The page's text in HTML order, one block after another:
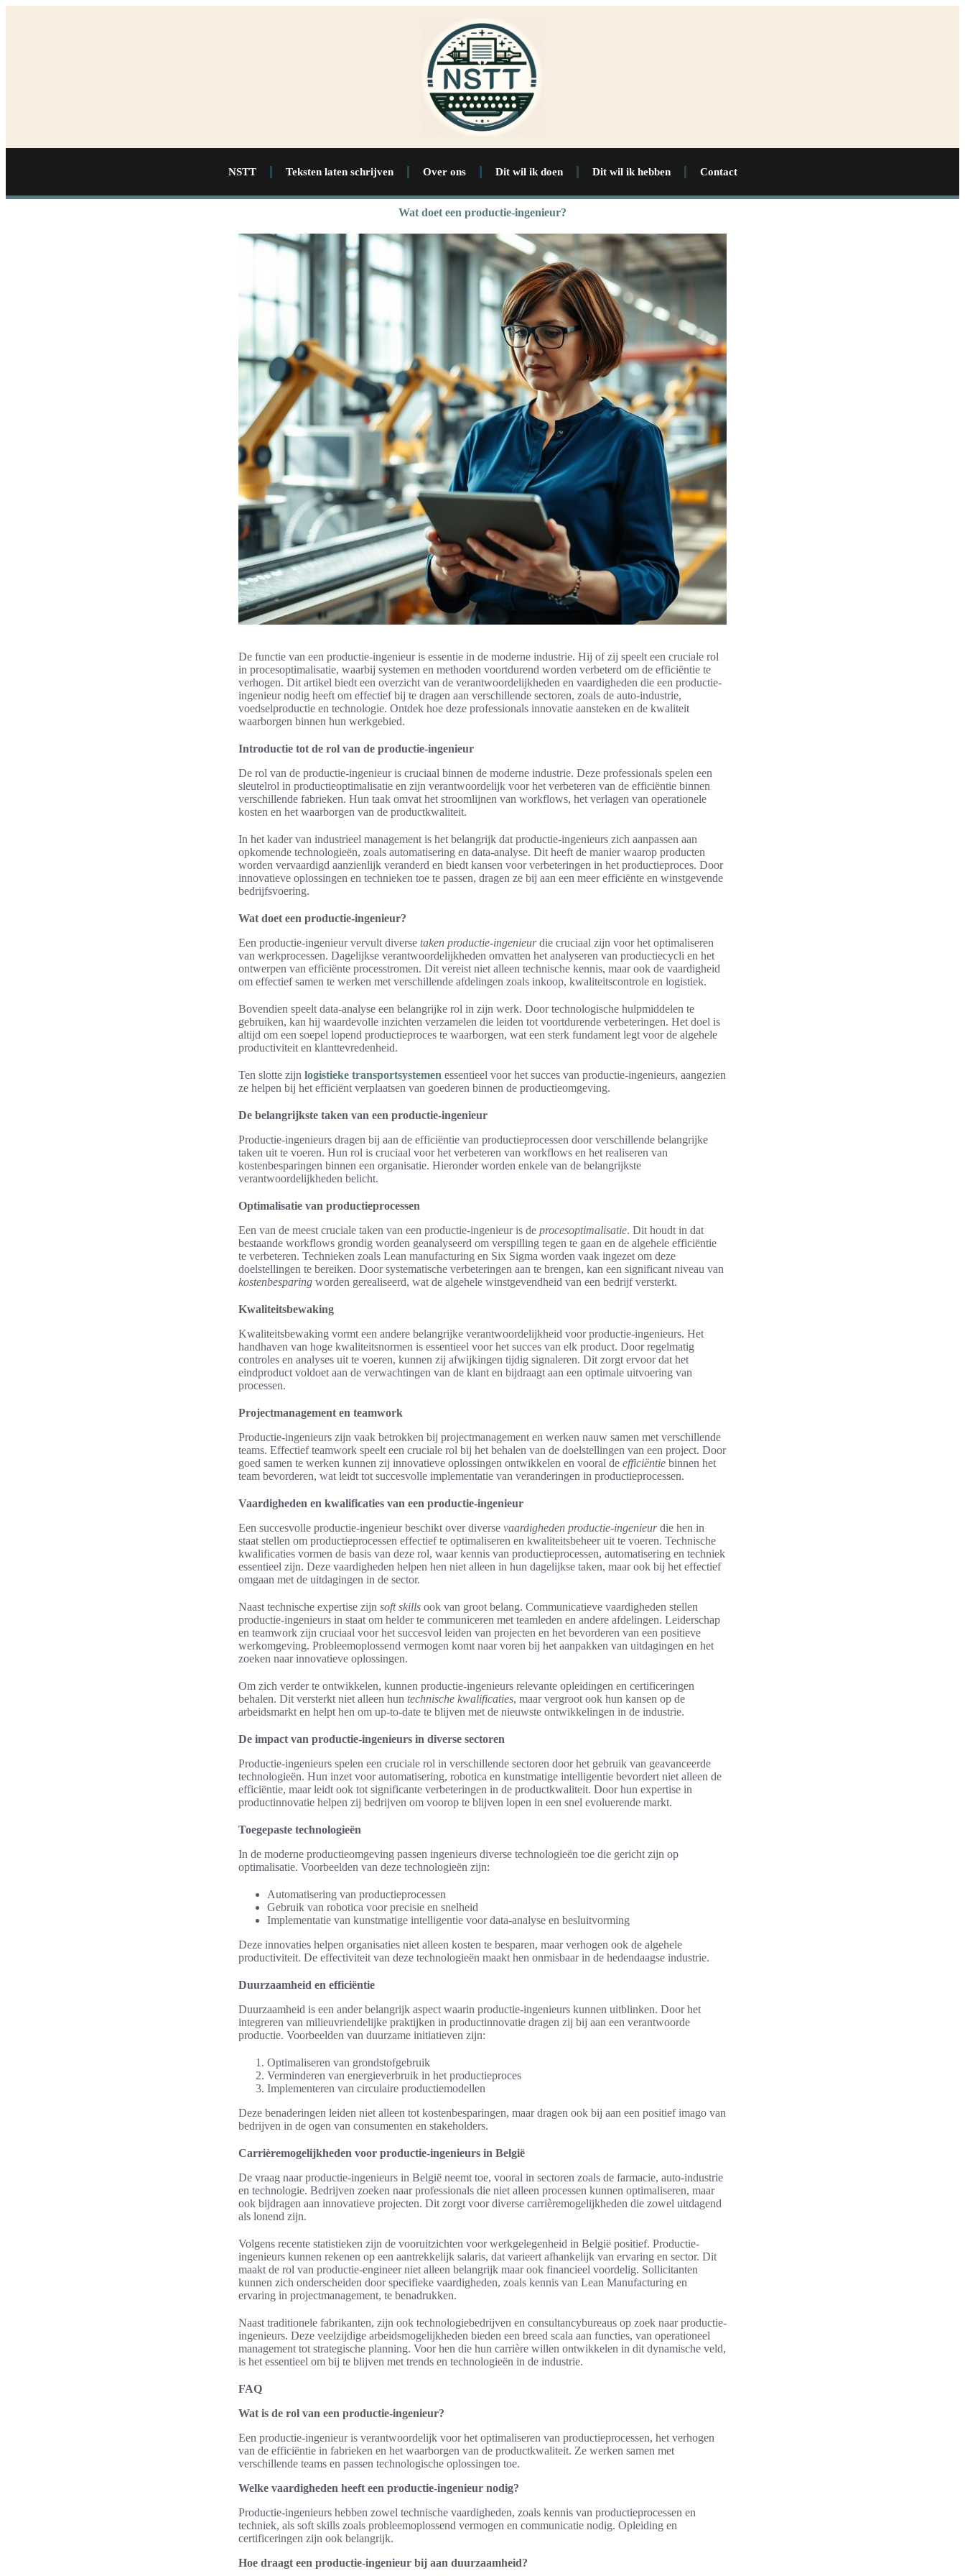
NSTT Teksten laten schrijven Over ons Dit wil ik doen Dit wil ik hebben Contact
Wat doet een productie-ingenieur?
De functie van een productie-ingenieur is essentie in de moderne industrie. Hij of zij speelt een cruciale rol
in procesoptimalisatie, waarbij systemen en methoden voortdurend worden verbeterd om de efficiëntie te
verhogen. Dit artikel biedt een overzicht van de verantwoordelijkheden en vaardigheden die een productie-
ingenieur nodig heeft om effectief bij te dragen aan verschillende sectoren, zoals de auto-industrie,
voedselproductie en technologie. Ontdek hoe deze professionals innovatie aansteken en de kwaliteit
waarborgen binnen hun werkgebied.
Introductie tot de rol van de productie-ingenieur
De rol van de productie-ingenieur is cruciaal binnen de moderne industrie. Deze professionals spelen een
sleutelrol in productieoptimalisatie en zijn verantwoordelijk voor het verbeteren van de efficiëntie binnen
verschillende fabrieken. Hun taak omvat het stroomlijnen van workflows, het verlagen van operationele
kosten en het waarborgen van de productkwaliteit.
In het kader van industrieel management is het belangrijk dat productie-ingenieurs zich aanpassen aan
opkomende technologieën, zoals automatisering en data-analyse. Dit heeft de manier waarop producten
worden vervaardigd aanzienlijk veranderd en biedt kansen voor verbeteringen in het productieproces. Door
innovatieve oplossingen en technieken toe te passen, dragen ze bij aan een meer efficiënte en winstgevende
bedrijfsvoering.
Wat doet een productie-ingenieur?
Een productie-ingenieur vervult diverse taken productie-ingenieurdie cruciaal zijn voor het optimaliseren
van werkprocessen. Dagelijkse verantwoordelijkheden omvatten het analyseren van productiecycli en het
ontwerpen van efficiënte processtromen. Dit vereist niet alleen technische kennis, maar ook de vaardigheid
om effectief samen te werken met verschillende afdelingen zoals inkoop, kwaliteitscontrole en logistiek.
Bovendien speelt data-analyse een belangrijke rol in zijn werk. Door technologische hulpmiddelen te
gebruiken, kan hij waardevolle inzichten verzamelen die leiden tot voortdurende verbeteringen. Het doel is
altijd om een soepel lopend productieproces te waarborgen, wat een sterk fundament legt voor de algehele
productiviteit en klanttevredenheid.
Ten slotte zijn logistieke transportsystemen essentieel voor het succes van productie-ingenieurs, aangezien
ze helpen bij het efficiënt verplaatsen van goederen binnen de productieomgeving.
De belangrijkste taken van een productie-ingenieur
Productie-ingenieurs dragen bij aan de efficiëntie van productieprocessen door verschillende belangrijke
taken uit te voeren. Hun rol is cruciaal voor het verbeteren van workflows en het realiseren van
kostenbesparingen binnen een organisatie. Hieronder worden enkele van de belangrijkste
verantwoordelijkheden belicht.
Optimalisatie van productieprocessen
Een van de meest cruciale taken van een productie-ingenieur is de procesoptimalisatie. Dit houdt in dat
bestaande workflows grondig worden geanalyseerd om verspilling tegen te gaan en de algehele efficiëntie
te verbeteren. Technieken zoals Lean manufacturing en Six Sigma worden vaak ingezet om deze
doelstellingen te bereiken. Door systematische verbeteringen aan te brengen, kan een significant niveau van
kostenbesparing worden gerealiseerd, wat de algehele winstgevendheid van een bedrijf versterkt.
Kwaliteitsbewaking
Kwaliteitsbewaking vormt een andere belangrijke verantwoordelijkheid voor productie-ingenieurs. Het
handhaven van hoge kwaliteitsnormen is essentieel voor het succes van elk product. Door regelmatig
controles en analyses uit te voeren, kunnen zij afwijkingen tijdig signaleren. Dit zorgt ervoor dat het
eindproduct voldoet aan de verwachtingen van de klant en bijdraagt aan een optimale uitvoering van
processen.
Projectmanagement en teamwork
Productie-ingenieurs zijn vaak betrokken bij projectmanagement en werken nauw samen met verschillende
teams. Effectief teamwork speelt een cruciale rol bij het behalen van de doelstellingen van een project. Door
goed samen te werken kunnen zij innovatieve oplossingen ontwikkelen en vooral de efficiëntie binnen het
team bevorderen, wat leidt tot succesvolle implementatie van veranderingen in productieprocessen.
Vaardigheden en kwalificaties van een productie-ingenieur
Een succesvolle productie-ingenieur beschikt over diverse vaardigheden productie-ingenieurdie hen in
staat stellen om productieprocessen effectief te optimaliseren en kwaliteitsbeheer uit te voeren. Technische
kwalificaties vormen de basis van deze rol, waar kennis van productieprocessen, automatisering en techniek
essentieel zijn. Deze vaardigheden helpen hen niet alleen in hun dagelijkse taken, maar ook bij het effectief
omgaan met de uitdagingen in de sector.
Naast technische expertise zijn soft skills ook van groot belang. Communicatieve vaardigheden stellen
productie-ingenieurs in staat om helder te communiceren met teamleden en andere afdelingen. Leiderschap
en teamwork zijn cruciaal voor het succesvol leiden van projecten en het bevorderen van een positieve
werkomgeving. Probleemoplossend vermogen komt naar voren bij het aanpakken van uitdagingen en het
zoeken naar innovatieve oplossingen.
Om zich verder te ontwikkelen, kunnen productie-ingenieurs relevante opleidingen en certificeringen
behalen. Dit versterkt niet alleen hun technische kwalificaties, maar vergroot ook hun kansen op de
arbeidsmarkt en helpt hen om up-to-date te blijven met de nieuwste ontwikkelingen in de industrie.
De impact van productie-ingenieurs in diverse sectoren
Productie-ingenieurs spelen een cruciale rol in verschillende sectoren door het gebruik van geavanceerde
technologieën. Hun inzet voor automatisering, robotica en kunstmatige intelligentie bevordert niet alleen de
efficiëntie, maar leidt ook tot significante verbeteringen in de productkwaliteit. Door hun expertise in
productinnovatie helpen zij bedrijven om voorop te blijven lopen in een snel evoluerende markt.
Toegepaste technologieën
In de moderne productieomgeving passen ingenieurs diverse technologieën toe die gericht zijn op
optimalisatie. Voorbeelden van deze technologieën zijn:
Automatisering van productieprocessen
Gebruik van robotica voor precisie en snelheid
Implementatie van kunstmatige intelligentie voor data-analyse en besluitvorming
Deze innovaties helpen organisaties niet alleen kosten te besparen, maar verhogen ook de algehele
productiviteit. De effectiviteit van deze technologieën maakt hen onmisbaar in de hedendaagse industrie.
Duurzaamheid en efficiëntie
Duurzaamheid is een ander belangrijk aspect waarin productie-ingenieurs kunnen uitblinken. Door het
integreren van milieuvriendelijke praktijken in productinnovatie dragen zij bij aan een verantwoorde
productie. Voorbeelden van duurzame initiatieven zijn:
Optimaliseren van grondstofgebruik
Verminderen van energieverbruik in het productieproces
Implementeren van circulaire productiemodellen
Deze benaderingen leiden niet alleen tot kostenbesparingen, maar dragen ook bij aan een positief imago van
bedrijven in de ogen van consumenten en stakeholders.
Carrièremogelijkheden voor productie-ingenieurs in België
De vraag naar productie-ingenieurs in België neemt toe, vooral in sectoren zoals de farmacie, auto-industrie
en technologie. Bedrijven zoeken naar professionals die niet alleen processen kunnen optimaliseren, maar
ook bijdragen aan innovatieve projecten. Dit zorgt voor diverse carrièremogelijkheden die zowel uitdagend
als lonend zijn.
Volgens recente statistieken zijn de vooruitzichten voor werkgelegenheid in België positief. Productie-
ingenieurs kunnen rekenen op een aantrekkelijk salaris, dat varieert afhankelijk van ervaring en sector. Dit
maakt de rol van productie-engineer niet alleen belangrijk maar ook financieel voordelig. Sollicitanten
kunnen zich onderscheiden door specifieke vaardigheden, zoals kennis van Lean Manufacturing en
ervaring in projectmanagement, te benadrukken.
Naast traditionele fabrikanten, zijn ook technologiebedrijven en consultancybureaus op zoek naar productie-
ingenieurs. Deze veelzijdige arbeidsmogelijkheden bieden een breed scala aan functies, van operationeel
management tot strategische planning. Voor hen die hun carrière willen ontwikkelen in dit dynamische veld,
is het essentieel om bij te blijven met trends en technologieën in de industrie.
FAQ
Wat is de rol van een productie-ingenieur?
Een productie-ingenieur is verantwoordelijk voor het optimaliseren van productieprocessen, het verhogen
van de efficiëntie in fabrieken en het waarborgen van de productkwaliteit. Ze werken samen met
verschillende teams en passen technologische oplossingen toe.
Welke vaardigheden heeft een productie-ingenieur nodig?
Productie-ingenieurs hebben zowel technische vaardigheden, zoals kennis van productieprocessen en
techniek, als soft skills zoals probleemoplossend vermogen en communicatie nodig. Opleiding en
certificeringen zijn ook belangrijk.
Hoe draagt een productie-ingenieur bij aan duurzaamheid?